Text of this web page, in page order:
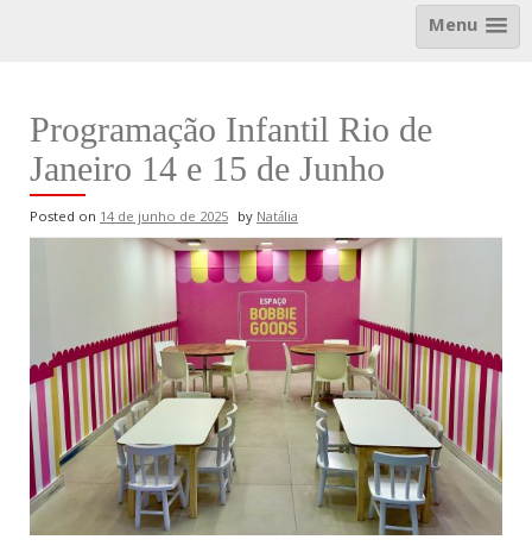
Menu
Programação Infantil Rio de
Janeiro 14 e 15 de Junho
Posted on 14 de junho de 2025 byNatália